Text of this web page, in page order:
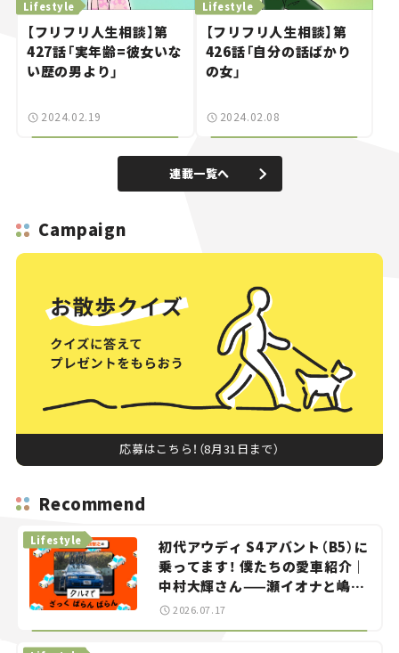
Lifestyle
【フリフリ人生相談】第
427話「実年齢=彼女いな
い歴の男より」
2024.02.19
Lifestyle
【フリフリ人生相談】第
426話「自分の話ばかり
の女」
2024.02.08
連載一覧へ
Campaign
応募はこちら！（8月31日まで）
Recommend
初代アウディ S4アバント（B5）に
乗ってます！ 僕たちの愛車紹介｜
中村大輝さん——瀬イオナと嶋田
智之の「クルマでざっくばらんば
Lifestyle
2026.07.17